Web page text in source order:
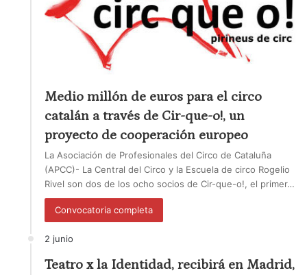
Medio millón de euros para el circo
catalán a través de Cir-que-o!, un
proyecto de cooperación europeo
La Asociación de Profesionales del Circo de Cataluña
(APCC)- La Central del Circo y la Escuela de circo Rogelio
Rivel son dos de los ocho socios de Cir-que-o!, el primer…
Convocatoria completa
2 junio
Teatro x la Identidad, recibirá en Madrid,